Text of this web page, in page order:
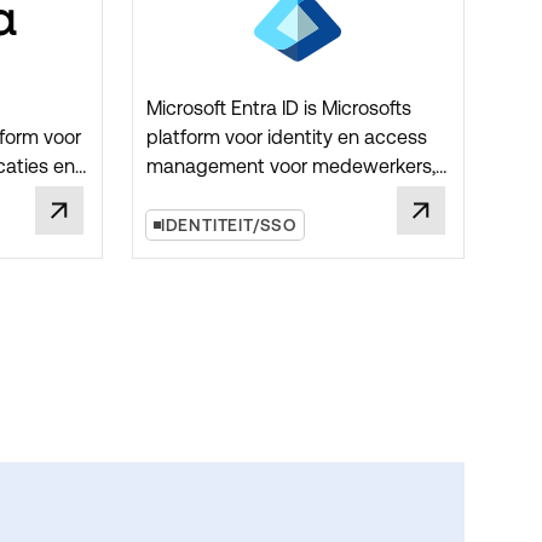
voor
en
en
Microsoft Entra ID is Microsofts
platform voor identity en access
management voor medewerkers,
Keynius-projecten is Entra ID
relevant wanneer lockerrechten en
IDENTITEIT/SSO